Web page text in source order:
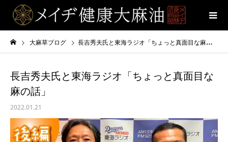
大麻草ブログ 長吉秀夫氏と東海ラジオ「ちょっと真面目な麻の話」
長吉秀夫氏と東海ラジオ「ちょっと真面目な
麻の話」
2022.01.21